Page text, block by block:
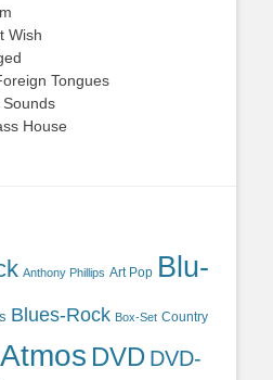
Wish
Tongues
House
Anthony Phillips Art Pop Blu-
Blues-Rock Box-Set Country
DVD DVD-